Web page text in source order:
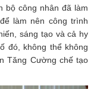
bộ công nhân đã làm
làm nên công trình
sáng tạo và cả hy
đó, không thể không
Tăng Cường chế tạo